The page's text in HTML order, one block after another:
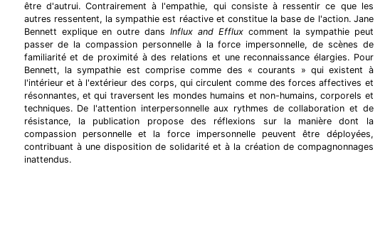
être d'autrui. Contrairement à l'empathie, qui consiste à ressentir ce que les
autres ressentent, la sympathie est réactive et constitue la base de l'action. Jane
Bennett explique en outre dansInflux and Efflux comment la sympathie peut
passer de la compassion personnelle à la force impersonnelle, de scènes de
familiarité et de proximité à des relations et une reconnaissance élargies. Pour
Bennett, la sympathie est comprise comme des « courants » qui existent à
l'intérieur et à l'extérieur des corps, qui circulent comme des forces affectives et
résonnantes, et qui traversent les mondes humains et non-humains, corporels et
techniques. De l'attention interpersonnelle aux rythmes de collaboration et de
résistance, la publication propose des réflexions sur la manière dont la
compassion personnelle et la force impersonnelle peuvent être déployées,
contribuant à une disposition de solidarité et à la création de compagnonnages
inattendus.